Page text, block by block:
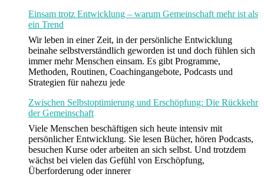
Einsam trotz Entwicklung – warum Gemeinschaft mehr ist als
ein Trend
Wir leben in einer Zeit, in der persönliche Entwicklung
beinahe selbstverständlich geworden ist und doch fühlen sich
immer mehr Menschen einsam. Es gibt Programme,
Methoden, Routinen, Coachingangebote, Podcasts und
Strategien für nahezu jede
Zwischen Selbstoptimierung und Erschöpfung: Die Rückkehr
der Gemeinschaft
Viele Menschen beschäftigen sich heute intensiv mit
persönlicher Entwicklung. Sie lesen Bücher, hören Podcasts,
besuchen Kurse oder arbeiten an sich selbst. Und trotzdem
wächst bei vielen das Gefühl von Erschöpfung,
Überforderung oder innerer